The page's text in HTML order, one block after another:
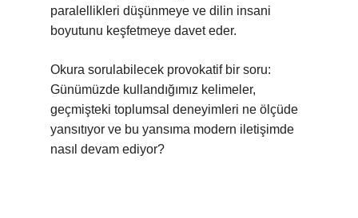
paralellikleri düşünmeye ve dilin insani
boyutunu keşfetmeye davet eder.
Okura sorulabilecek provokatif bir soru:
Günümüzde kullandığımız kelimeler,
geçmişteki toplumsal deneyimleri ne ölçüde
yansıtıyor ve bu yansıma modern iletişimde
nasıl devam ediyor?